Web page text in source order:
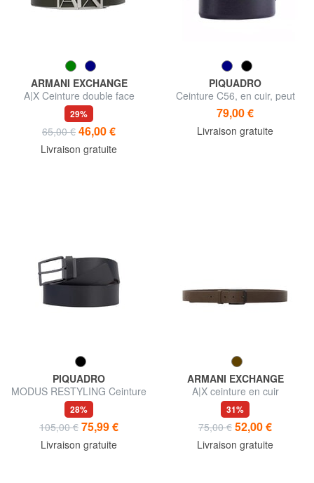
ARMANI EXCHANGE
A|X Ceinture double face
29%
65,00 € 46,00 €
Livraison gratuite
PIQUADRO
Ceinture C56, en cuir, peut
être coupé sur mesure
79,00 €
Livraison gratuite
PIQUADRO
MODUS RESTYLING Ceinture
réversible en cuir
28%
105,00 € 75,99 €
Livraison gratuite
ARMANI EXCHANGE
A|X ceinture en cuir
31%
75,00 € 52,00 €
Livraison gratuite